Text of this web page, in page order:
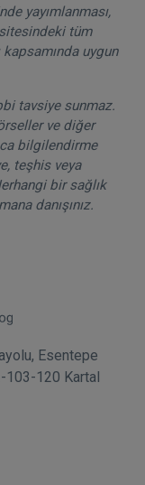
yayımlanması,
sitesindeki tüm
uygun
tavsiye sunmaz.
ve diğer
bilgilendirme
teşhis veya
bir sağlık
danışınız.
Esentepe
103-120 Kartal